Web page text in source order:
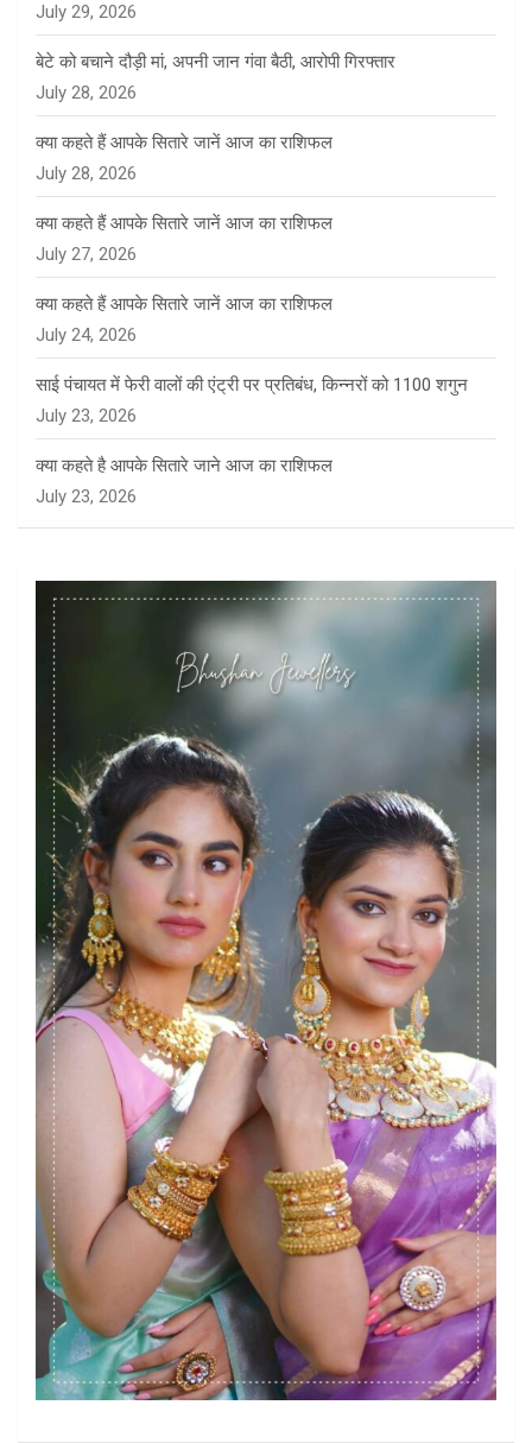
July 29, 2026
बेटे को बचाने दौड़ी मां, अपनी जान गंवा बैठी, आरोपी गिरफ्तार
July 28, 2026
क्या कहते हैं आपके सितारे जानें आज का राशिफल
July 28, 2026
क्या कहते हैं आपके सितारे जानें आज का राशिफल
July 27, 2026
क्या कहते हैं आपके सितारे जानें आज का राशिफल
July 24, 2026
साई पंचायत में फेरी वालों की एंट्री पर प्रतिबंध, किन्नरों को 1100 शगुन
July 23, 2026
क्या कहते है आपके सितारे जाने आज का राशिफल
July 23, 2026